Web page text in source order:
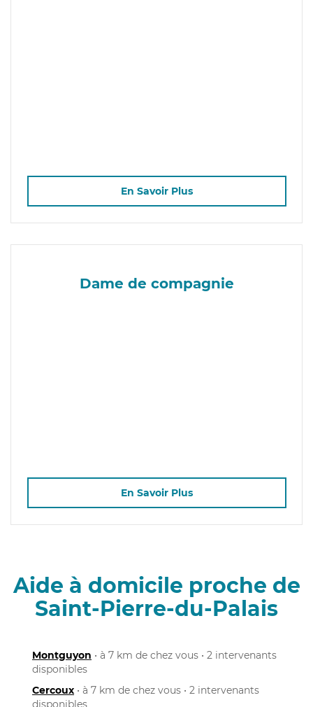
En Savoir Plus
Dame de compagnie
En Savoir Plus
Aide à domicile proche de
Saint-Pierre-du-Palais
Montguyon • à 7 km de chez vous • 2 intervenants
disponibles
Cercoux • à 7 km de chez vous • 2 intervenants
disponibles